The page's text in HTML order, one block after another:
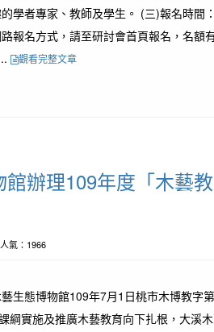
學者專家、教師及學生。 (三)報名時間
報名方式，請至研討會首頁報名，名額
觀看完整文章
辦理109年度「木藝
氣：1966
生態博物館109年7月1日桃市木博教字
綱實施及推廣木藝教育向下扎根，大溪